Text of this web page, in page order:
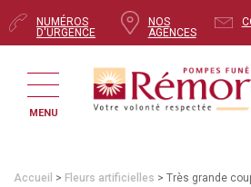
NUMÉROS
D'URGENCE
NOS
AGENCES
MENU
Accueil > Fleurs artificielles > Très grande